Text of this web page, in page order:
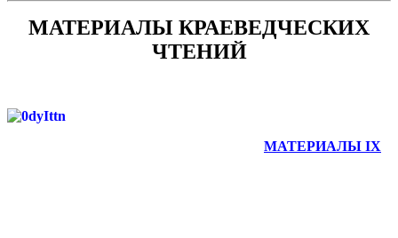
МАТЕРИАЛЫ КРАЕВЕДЧЕСКИХ
ЧТЕНИЙ
МАТЕРИАЛЫ IX